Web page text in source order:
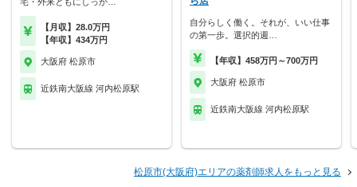
宅・外来ともにしっか…
【月収】28.0万円
【年収】434万円
大阪府 松原市
近鉄南大阪線 河内松原駅
自分らしく働く。それが、いい仕事
の第一歩。選択的週…
【年収】458万円～700万円
大阪府 松原市
近鉄南大阪線 河内松原駅
松原市(大阪府)エリアの薬剤師求人をもっと見る